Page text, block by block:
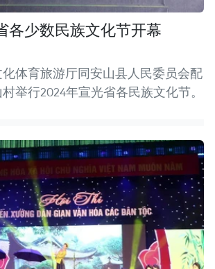
各少数民族文化节开幕
体育旅游厅同安山县人民委员会配
举行2024年宣光省各民族文化节。